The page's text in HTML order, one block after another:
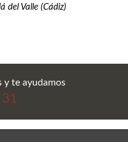
del Valle (Cádiz)
y te ayudamos